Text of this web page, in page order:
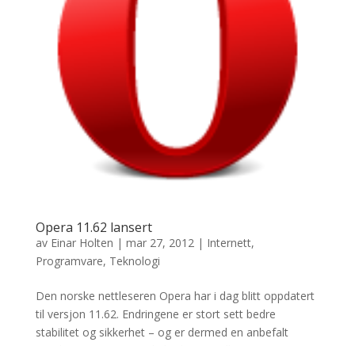
Opera 11.62 lansert
av Einar Holten | mar 27, 2012| Internett,
Programvare, Teknologi
Den norske nettleseren Opera har i dag blitt oppdatert
til versjon 11.62. Endringene er stort sett bedre
stabilitet og sikkerhet – og er dermed en anbefalt